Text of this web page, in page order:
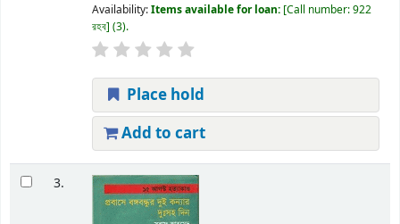
Availability:Items available for loan: Call number:922
রহব (3).
Place hold
Add to cart
3.